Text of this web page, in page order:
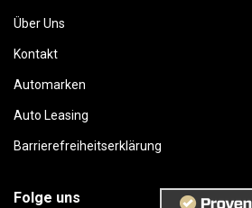
Über Uns
Kontakt
Automarken
Auto Leasing
Barrierefreiheitserklärung
Folge uns